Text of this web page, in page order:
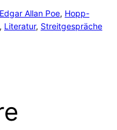
Edgar Allan Poe, Hopp-
, Literatur, Streitgespräche